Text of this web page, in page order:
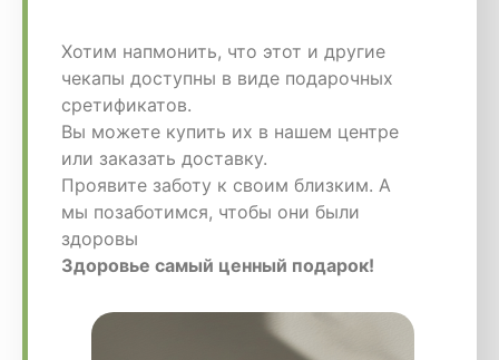
Хотим напмонить, что этот и другие
чекапы доступны в виде подарочных
сретификатов.
Вы можете купить их в нашем центре
или заказать доставку.
Проявите заботу к своим близким. А
мы позаботимся, чтобы они были
здоровы
Здоровье самый ценный подарок!